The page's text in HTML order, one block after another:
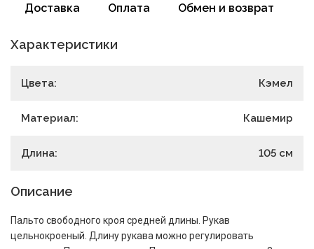
Доставка Оплата Обмен и возврат
Характеристики
Цвета: Кэмел
Материал: Кашемир
Длина: 105 см
Описание
Пальто свободного кроя средней длины. Рукав
цельнокроеный. Длину рукава можно регулировать